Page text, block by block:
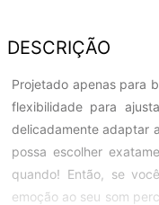
DESCRIÇÃO
Projetado apenas para
flexibilidade para
delicadamente adaptar
possa escolher
quando! Então, se
emoção ao seu som